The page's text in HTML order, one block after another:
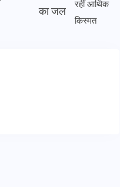
का जल